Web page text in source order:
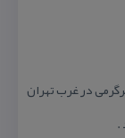
در غرب تهران
.